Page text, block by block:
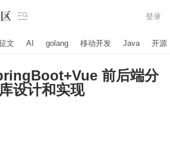
 登录
文 AI golang 移动开发 Java 开源
前后端分
设计和实现